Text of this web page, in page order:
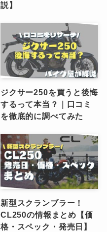
説】
ジクサー250を買うと後悔
するって本当？｜口コミ
を徹底的に調べてみた
新型スクランブラー！
CL250の情報まとめ【価
格・スペック・発売日】